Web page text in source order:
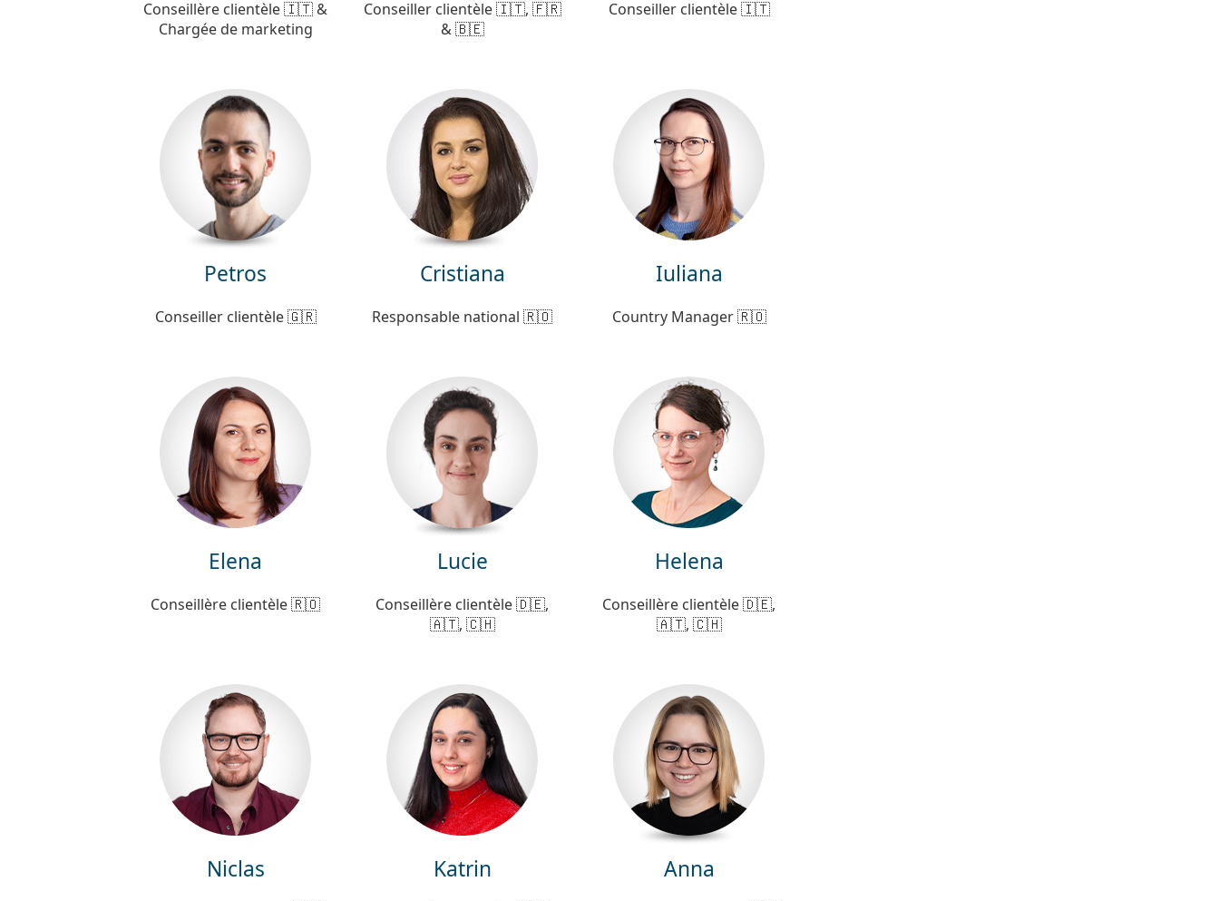
Conseillère clientèle 🇮🇹 &
Chargée de marketing
Conseiller clientèle 🇮🇹, 🇫🇷
& 🇧🇪
Conseiller clientèle 🇮🇹
Petros
Conseiller clientèle 🇬🇷
Cristiana
Responsable national 🇷🇴
Iuliana
Country Manager 🇷🇴
Elena
Conseillère clientèle 🇷🇴
Lucie
Conseillère clientèle 🇩🇪,
🇦🇹, 🇨🇭
Helena
Conseillère clientèle 🇩🇪,
🇦🇹, 🇨🇭
Niclas Katrin Anna